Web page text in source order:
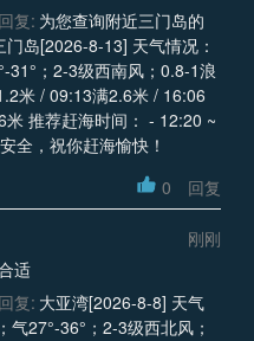
回复: 为您查询附近三门岛的
岛[2026-8-13] 天气情况：
31°；2-3级西南风；0.8-1浪
米 / 09:13满2.6米 / 16:06
推荐赶海时间： - 12:20 ~
全，祝你赶海愉快！
0 回复
刚刚
适
回复: 大亚湾[2026-8-8] 天气
气27°-36°；2-3级西北风；